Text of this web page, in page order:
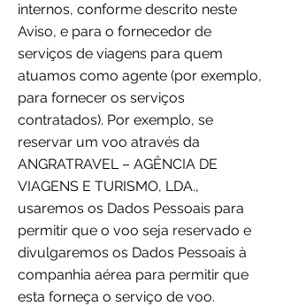
internos, conforme descrito neste
Aviso, e para o fornecedor de
serviços de viagens para quem
atuamos como agente (por exemplo,
para fornecer os serviços
contratados). Por exemplo, se
reservar um voo através da
ANGRATRAVEL – AGÊNCIA DE
VIAGENS E TURISMO, LDA.,
usaremos os Dados Pessoais para
permitir que o voo seja reservado e
divulgaremos os Dados Pessoais à
companhia aérea para permitir que
esta forneça o serviço de voo.